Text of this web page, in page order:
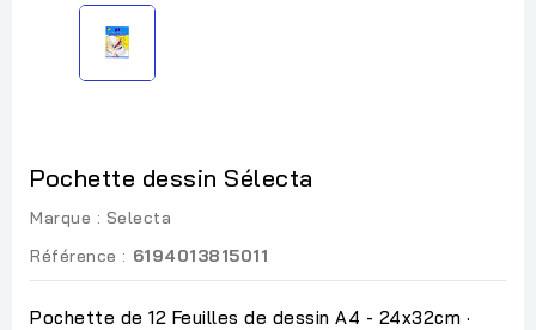
Pochette dessin Sélecta
Marque : Selecta
Référence : 6194013815011
Pochette de 12 Feuilles de dessin A4 - 24x32cm ·